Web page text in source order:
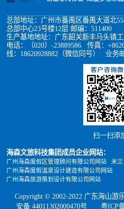
总部地址：广州市番禺区番禺大道北
总部中心23号楼12层 邮编：511400
生产基地地址：广东韶关新丰马头镇
电话：（020）-23889586 传真：
线：18620928882（微信同号） 业务
扫一扫添
海森文旅科技集团成员企业网站：
广州海森度假区管理顾问有限公司网站
米
广州海森度假温泉设计建造有限公司网站
广州海森旅游策划设计有限公司网站
Copyright © 2002-2022 广东海山游
安备 44011302000470号
粤ICP